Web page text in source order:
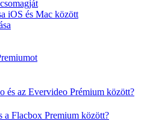
iOS és Mac között
és az Evervideo Prémium között?
a Flacbox Premium között?